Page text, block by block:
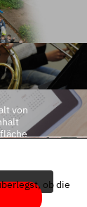
von
ob die